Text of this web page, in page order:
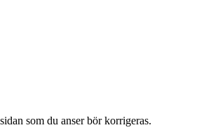
som du anser bör korrigeras.